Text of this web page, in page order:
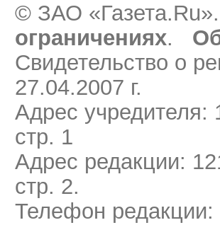
© ЗАО
ограничениях.
Свидетельство о
27.04.2007 г.
Адрес
стр. 1
Адрес редакции:
стр. 2.
Телефон